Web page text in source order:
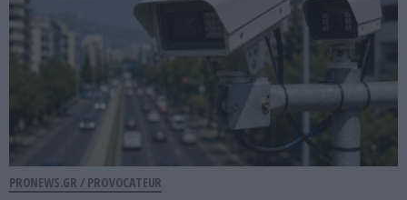
PRONEWS.GR / PROVOCATEUR